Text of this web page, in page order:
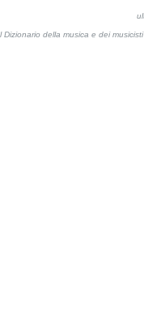
della musica e dei